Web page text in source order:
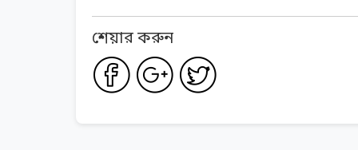
শেয়ার করুন